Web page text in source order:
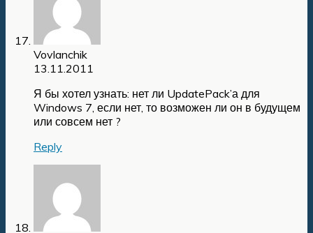
Vovlanchik
13.11.2011
Я бы хотел узнать: нет ли UpdatePack’а для
Windows 7, если нет, то возможен ли он в будущем
или совсем нет ?
Reply